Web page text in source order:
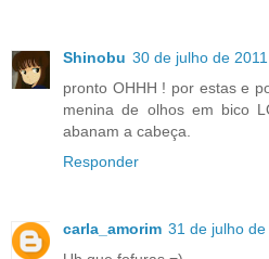
Shinobu 30 de julho de
pronto OHHH ! por estas e
menina de olhos em bico
abanam a cabeça.
Responder
carla_amorim 31 de julho